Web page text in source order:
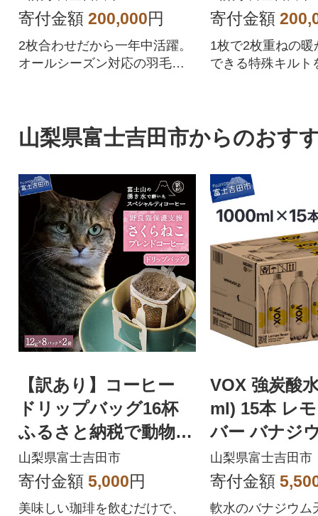
ーランド産グース
寄付金額 200,000円
2枚合わせだから一年中活躍。
オールシーズン対応の羽毛ふ
産グース 国産
寄付金額
1枚で2枚重ねの暖
できる特殊キルト
山梨県富士吉田市からのおす
【訳あり】コーヒー
ドリップバッグ16杯
ふるさと納税で動物保
護 さくらねこ 野良猫
TNR活動支援
山梨県富士吉田市
寄付金額 5,000円
美味しい珈琲を飲むだけで、
VOX 強炭酸
ml) 15本 レ
バー バナジ
ース)
山梨県富士吉田市
寄付金額
軟水のバナジウム